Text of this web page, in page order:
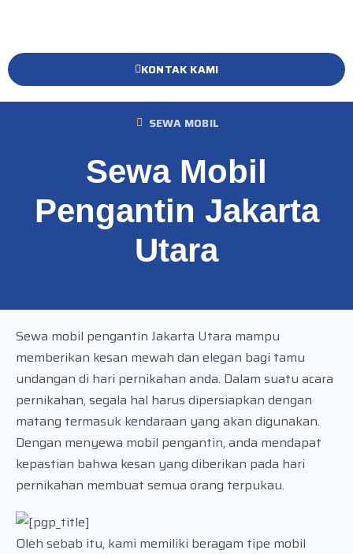
KONTAK KAMI
SEWA MOBIL
Sewa Mobil
Pengantin Jakarta
Utara
Sewa mobil pengantin Jakarta Utara mampu
memberikan kesan mewah dan elegan bagi tamu
undangan di hari pernikahan anda. Dalam suatu acara
pernikahan, segala hal harus dipersiapkan dengan
matang termasuk kendaraan yang akan digunakan.
Dengan menyewa mobil pengantin, anda mendapat
kepastian bahwa kesan yang diberikan pada hari
pernikahan membuat semua orang terpukau.
Oleh sebab itu, kami memiliki beragam tipe mobil